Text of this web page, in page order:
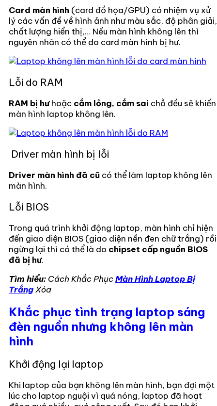
Card màn hình (card đồ họa/GPU) có nhiệm vụ xử
lý các vấn đề về hình ảnh như màu sắc, độ phân giải,
chất lượng hiển thị,… Nếu màn hình không lên thì
nguyên nhân có thể do card màn hình bị hư.
Lỗi do RAM
RAM bị hưhoặc cắm lỏng, cắm sai chỗ đều sẽ khiến
màn hình laptop không lên.
Driver màn hình bị lỗi
Driver màn hình đã cũ có thể làm laptop không lên
màn hình.
Lỗi BIOS
Trong quá trình khởi động laptop, màn hình chỉ hiện
đến giao diện BIOS (giao diện nền đen chữ trắng) rồi
ngừng lại thì có thể là do chipset cấp nguồn BIOS
đã bị hư.
Tìm hiểu: Cách Khắc PhụcMàn Hình Laptop Bị
TrắngXóa
Khắc phục tình trạng laptop sáng
đèn nguồn nhưng không lên màn
hình
Khởi động lại laptop
Khi laptop của bạn không lên màn hình, bạn đợi một
lúc cho laptop nguội vì quá nóng, laptop đã hoạt